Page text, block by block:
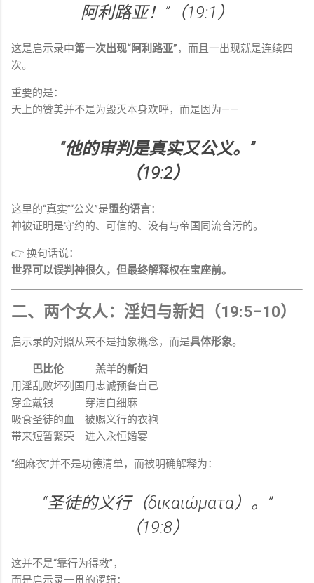
阿利路亚！”（19:1）
这是启示录中第一次出现“阿利路亚”，而且一出现就是连续四
次。
重要的是：
天上的赞美并不是为毁灭本身欢呼，而是因为——
“他的审判是真实又公义。”
（19:2）
这里的“真实”“公义”是盟约语言：
神被证明是守约的、可信的、没有与帝国同流合污的。
👉 换句话说：
世界可以误判神很久，但最终解释权在宝座前。
二、两个女人：淫妇与新妇（19:5–10）
启示录的对照从来不是抽象概念，而是具体形象。
巴比伦
羔羊的新妇
用淫乱败坏列国用忠诚预备自己
穿金戴银
穿洁白细麻
吸食圣徒的血
被赐义行的衣袍
带来短暂繁荣
进入永恒婚宴
“细麻衣”并不是功德清单，而被明确解释为：
“圣徒的义行（δικαιώματα）。”
（19:8）
这并不是“靠行为得救”，
而是启示录一贯的逻辑：